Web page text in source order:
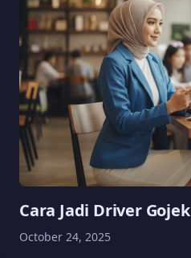
Cara Jadi Driver Gojek
October 24, 2025